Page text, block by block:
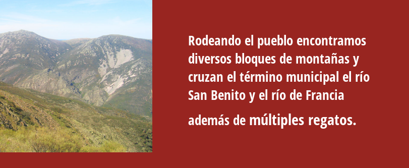
Rodeando el pueblo encontramos
diversos bloques de montañas y
cruzan el término municipal el río
San Benito y el río de Francia
además de múltiples regatos.